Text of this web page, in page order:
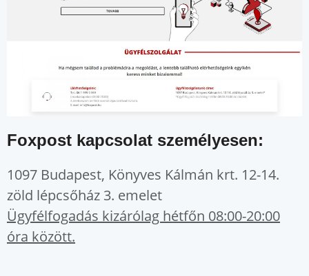
Foxpost kapcsolat személyesen:
1097 Budapest, Könyves Kálmán krt. 12-14.
zöld lépcsőház 3. emelet
Ügyfélfogadás kizárólag hétfőn 08:00-20:00
óra között.